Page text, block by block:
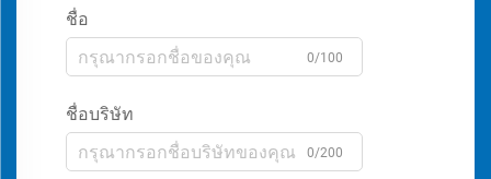
ชื่อ
0/100
ชื่อบริษัท
0/200